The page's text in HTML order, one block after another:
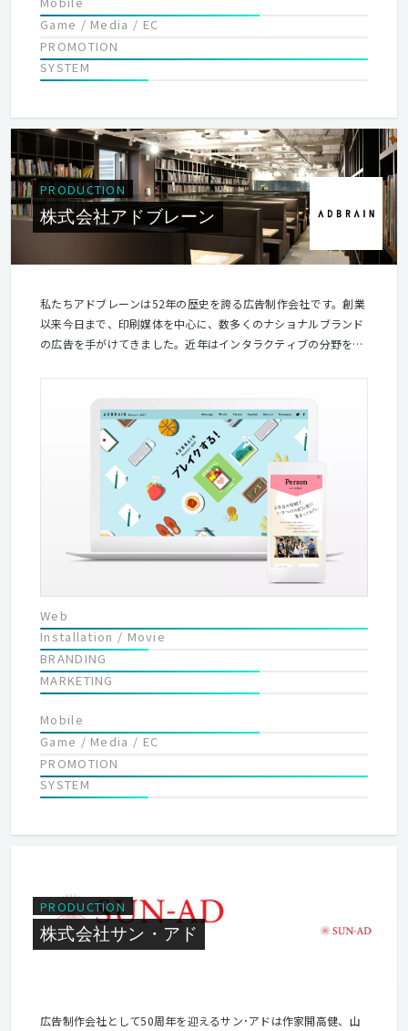
Game / Media / EC
PROMOTION
SYSTEM
PRODUCTION
株式会社アドブレーン
私たちアドブレーンは52年の歴史を誇る広告制作会社です。創業
以来今日まで、印刷媒体を中心に、数多くのナショナルブランド
の広告を手がけてきました。近年はインタラクティブの分野を含
新しい時代の波を創り出す、と私たちは信じています。 広告制作
は「人間産業」という考え方を基本に、私たちはクリエイターと
しての個性や能力を大切にし、ロマンとビジネスが共存する緊張
感ある職場作りを目指しています。そして、常に時代をリードす
るクリエイティブを発信し続けることが使命だと考え、進化を続
Web
Installation / Movie
BRANDING
MARKETING
Mobile
Game / Media / EC
PROMOTION
SYSTEM
PRODUCTION
株式会社サン・アド
広告制作会社として50周年を迎えるサン･アドは作家開高健、山